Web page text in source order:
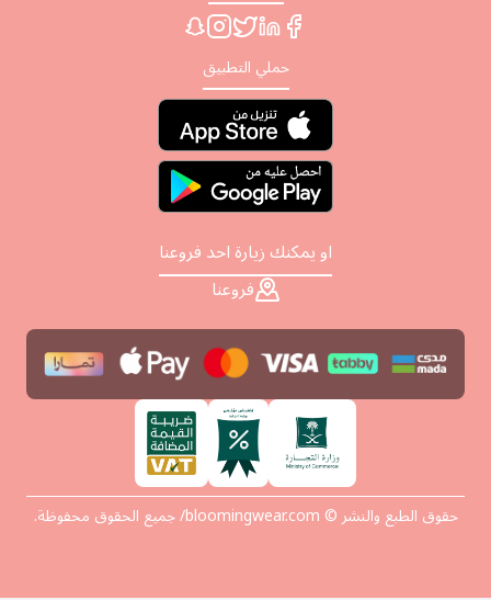
حملي التطبيق
او يمكنك زيارة احد فروعنا
فروعنا
حقوق الطبع والنشر © bloomingwear.com/ جميع الحقوق محفوظة.